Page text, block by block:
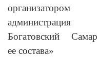
администрация
Богатовский
ее состава»